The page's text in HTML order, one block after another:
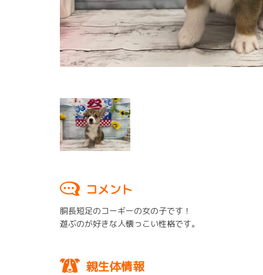
コメント
胴長短足のコーギーの女の子です！
遊ぶのが好きな人懐っこい性格です。
親生体情報